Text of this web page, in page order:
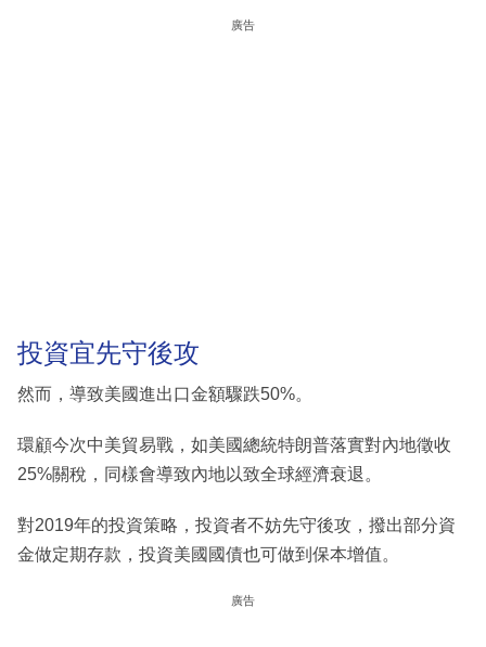
廣告
投資宜先守後攻
然而，導致美國進出口金額驟跌50%。
環顧今次中美貿易戰，如美國總統特朗普落實對內地徵收
25%關稅，同樣會導致內地以致全球經濟衰退。
對2019年的投資策略，投資者不妨先守後攻，撥出部分資
金做定期存款，投資美國國債也可做到保本增值。
廣告